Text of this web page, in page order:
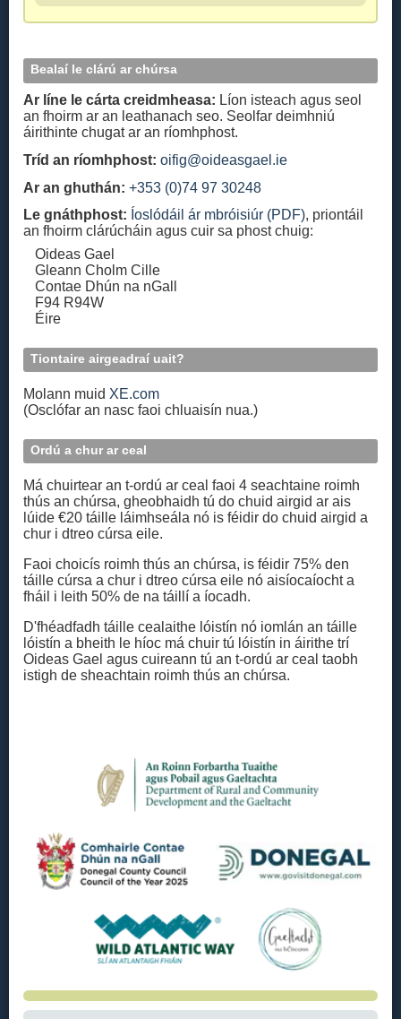
Bealaí le clárú ar chúrsa
Ar líne le cárta creidmheasa: Líon isteach agus seol
an fhoirm ar an leathanach seo. Seolfar deimhniú
áirithinte chugat ar an ríomhphost.
Tríd an ríomhphost: oifig@oideasgael.ie
Ar an ghuthán: +353 (0)74 97 30248
Le gnáthphost: Íoslódáil ár mbróisiúr (PDF), priontáil
an fhoirm clárúcháin agus cuir sa phost chuig:
Oideas Gael
Gleann Cholm Cille
Contae Dhún na nGall
F94 R94W
Éire
Tiontaire airgeadraí uait?
Molann muid XE.com
(Osclófar an nasc faoi chluaisín nua.)
Ordú a chur ar ceal
Má chuirtear an t-ordú ar ceal faoi 4 seachtaine roimh
thús an chúrsa, gheobhaidh tú do chuid airgid ar ais
lúide €20 táille láimhseála nó is féidir do chuid airgid a
chur i dtreo cúrsa eile.
Faoi choicís roimh thús an chúrsa, is féidir 75% den
táille cúrsa a chur i dtreo cúrsa eile nó aisíocaíocht a
fháil i leith 50% de na táillí a íocadh.
D'fhéadfadh táille cealaithe lóistín nó iomlán an táille
lóistín a bheith le híoc má chuir tú lóistín in áirithe trí
Oideas Gael agus cuireann tú an t‑ordú ar ceal taobh
istigh de sheachtain roimh thús an chúrsa.